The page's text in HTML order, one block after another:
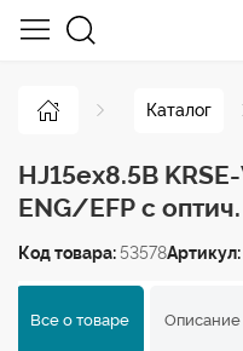
Каталог
HJ15ex8.5B
ENG/EFP c
Код товара: 53578Артикул:
Все о товаре Описание